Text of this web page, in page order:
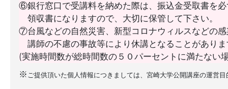
⑥銀行窓口で受講料を納めた際は、振込金受取書を
領収書になりますので、大切に保管して下さい。
⑦台風などの自然災害、新型コロナウィルスなどの
講師の不慮の事故等により休講となることがあり
(実施時間数が総時間数の５０パーセントに満たない
※ご提供頂いた個人情報につきましては、宮崎大学公開講座の運営